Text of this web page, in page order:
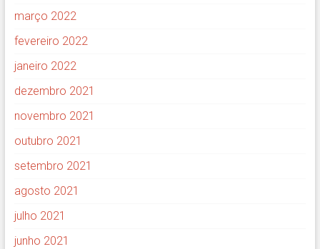
março 2022
fevereiro 2022
janeiro 2022
dezembro 2021
novembro 2021
outubro 2021
setembro 2021
agosto 2021
julho 2021
junho 2021